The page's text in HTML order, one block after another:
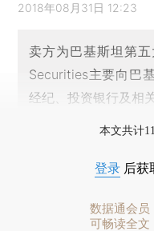
2018年08月31日 12:23
卖方为巴基斯坦第
Securities主要向巴
经纪、投资银行及相
本文共计
登录 后获
数据通会员
可畅读全文